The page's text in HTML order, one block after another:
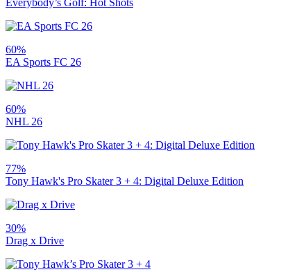
60%
EA Sports FC 26
60%
NHL 26
77%
Tony Hawk's Pro Skater 3 + 4: Digital Deluxe Edition
30%
Drag x Drive